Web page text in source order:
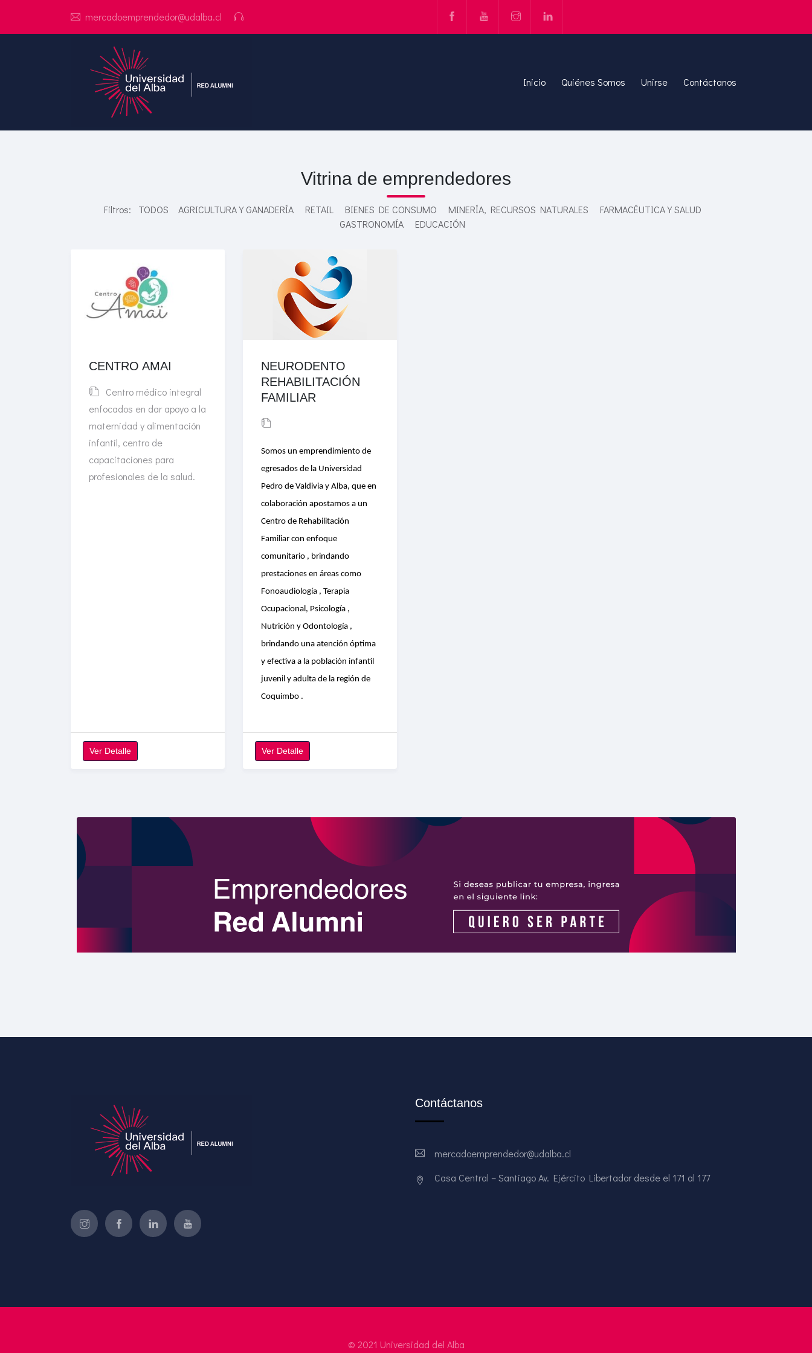
mercadoemprendedor@udalba.cl
Inicio Quiénes Somos Unirse Contáctanos
Vitrina de emprendedores
Filtros: TODOS AGRICULTURA Y GANADERÍA RETAIL BIENES DE CONSUMO MINERÍA, RECURSOS NATURALES
FARMACÉUTICA Y SALUD
GASTRONOMÍA
EDUCACIÓN
CENTRO AMAI
Centro médico integral
enfocados en dar apoyo a la
maternidad y alimentación
infantil, centro de
capacitaciones para
profesionales de la salud.
Ver Detalle
NEURODENTO
REHABILITACIÓN
FAMILIAR
Somos un emprendimiento de
egresados de la Universidad
Pedro de Valdivia y Alba, que en
colaboración apostamos a un
Centro de Rehabilitación
Familiar con enfoque
comunitario , brindando
prestaciones en áreas como
Fonoaudiología , Terapia
Ocupacional, Psicología ,
Nutrición y Odontología ,
brindando una atención óptima
y efectiva a la población infantil
juvenil y adulta de la región de
Coquimbo .
Ver Detalle
Contáctanos
mercadoemprendedor@udalba.cl
Casa Central – Santiago Av. Ejército Libertador desde el 171 al 177
© 2021 Universidad del Alba